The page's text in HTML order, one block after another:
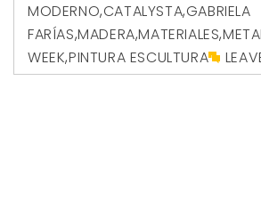
MODERNO,CATALYSTA,GABRIELA
FARÍAS,MADERA,MATERIALES,
WEEK,PINTURA ESCULTURA